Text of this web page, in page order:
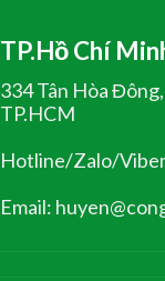
TP.Hồ Chí
334 Tân Hòa
TP.HCM
Hotline/Zalo/
Email: